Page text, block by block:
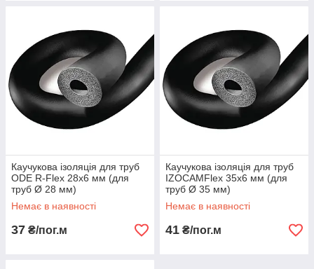
Каучукова ізоляція для труб
ODE R-Flex 28х6 мм (для
труб Ø 28 мм)
Немає в наявності
37 ₴/пог.м
Каучукова ізоляція для труб
IZOCAMFlex 35х6 мм (для
труб Ø 35 мм)
Немає в наявності
41 ₴/пог.м